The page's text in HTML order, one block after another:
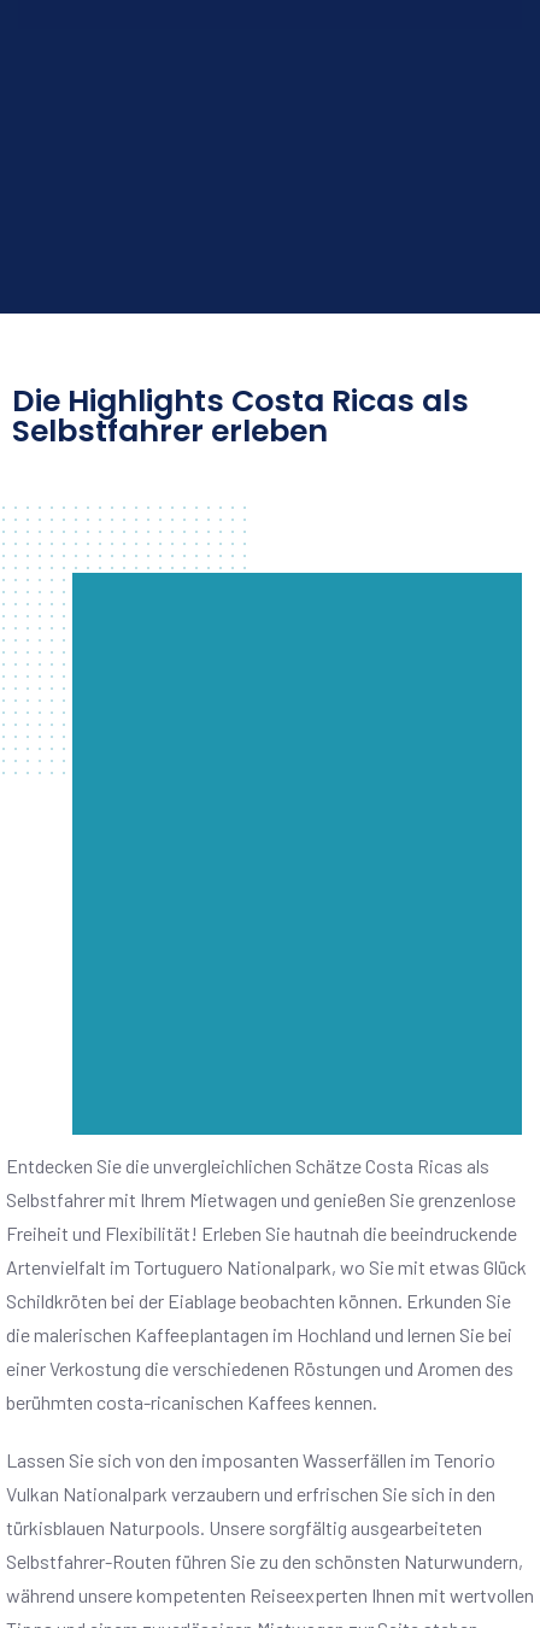
Die Highlights Costa Ricas als
Selbstfahrer erleben
Entdecken Sie die unvergleichlichen Schätze Costa Ricas als
Selbstfahrer mit Ihrem Mietwagen und genießen Sie grenzenlose
Freiheit und Flexibilität! Erleben Sie hautnah die beeindruckende
Artenvielfalt im Tortuguero Nationalpark, wo Sie mit etwas Glück
Schildkröten bei der Eiablage beobachten können. Erkunden Sie
die malerischen Kaffeeplantagen im Hochland und lernen Sie bei
einer Verkostung die verschiedenen Röstungen und Aromen des
berühmten costa-ricanischen Kaffees kennen.
Lassen Sie sich von den imposanten Wasserfällen im Tenorio
Vulkan Nationalpark verzaubern und erfrischen Sie sich in den
türkisblauen Naturpools. Unsere sorgfältig ausgearbeiteten
Selbstfahrer-Routen führen Sie zu den schönsten Naturwundern,
während unsere kompetenten Reiseexperten Ihnen mit wertvollen